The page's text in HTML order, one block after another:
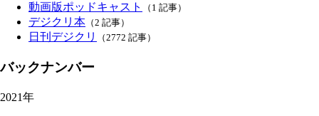
動画版ポッドキャスト （1 記事）
デジクリ本 （2 記事）
日刊デジクリ （2772 記事）
バックナンバー
2021年